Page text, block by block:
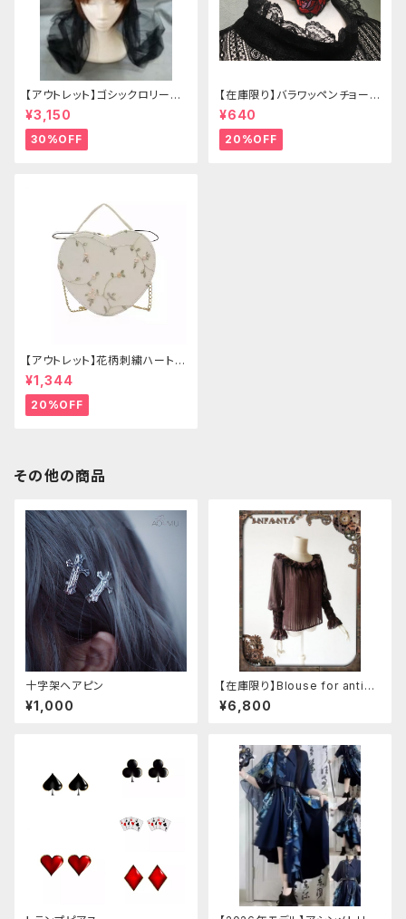
【アウトレット】ゴシックロリータ
ゴールドクラウン＆ホーン(ヴェ
ール付き)
¥3,150
30%OFF
【在庫限り】バラワッペンチョーカ
ー
¥640
20%OFF
【アウトレット】花柄刺繍ハートバ
ッグ
¥1,344
20%OFF
その他の商品
十字架ヘアピン
¥1,000
【在庫限り】Blouse for antiqu
e automaton
¥6,800